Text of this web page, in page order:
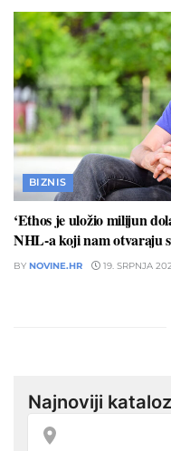
BIZNIS
‘Ethos je uložio milijun
NHL-a koji nam otvaraju
BY NOVINE.HR 19. SRPNJA